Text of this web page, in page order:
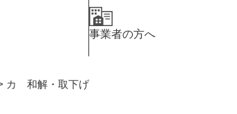
事業者の方へ
カ 和解・取下げ